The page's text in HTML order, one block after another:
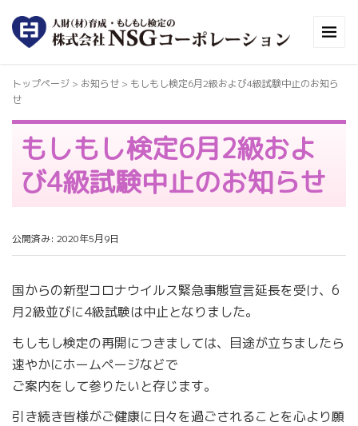
トップページ > お知らせ > もしもし検定6月2級および4級試験中止のお知ら
せ
もしもし検定6月2級およ
び4級試験中止のお知らせ
公開済み: 2020年5月9日
国からの新型コロナウイルス緊急事態宣言延長を受け、6
月2級並びに4級試験は中止となりました。
もしもし検定の再開につきましては、目途が立ちましたら
速やかにホームページなどで
ご案内をして参りたいと存じます。
引き続き皆様がご健康に日々を過ごされることを心より願